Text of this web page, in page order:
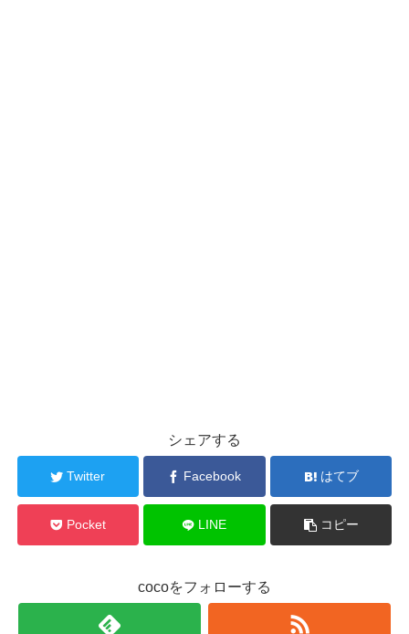
シェアする
Twitter Facebook はてブ
Pocket LINE コピー
cocoをフォローする